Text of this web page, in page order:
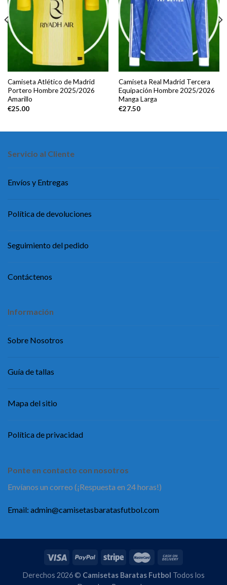
Camiseta Atlético de Madrid
Portero Hombre 2025/2026
Amarillo
€25.00
Camiseta Real Madrid Tercera
Equipación Hombre 2025/2026
Manga Larga
€27.50
Servicio al Cliente
Envíos y Entregas
Política de devoluciones
Seguimiento del pedido
Contáctenos
Información
Sobre Nosotros
Guía de tallas
Mapa del sitio
Política de privacidad
Ponte en contacto con nosotros
Envíanos un correo (¡Respuesta en 24 horas!)
Email: admin@camisetasbaratasfutbol.com
Derechos 2026 © Camisetas Baratas Futbol Todos los